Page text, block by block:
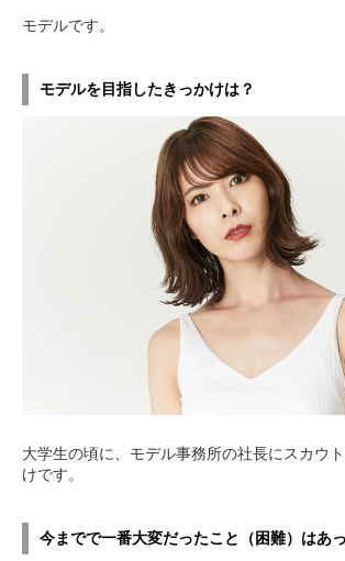
モデルです。
モデルを目指したきっかけは？
大学生の頃に、モデル事務所の社長にスカウ
けです。
今までで一番大変だったこと（困難）はあ